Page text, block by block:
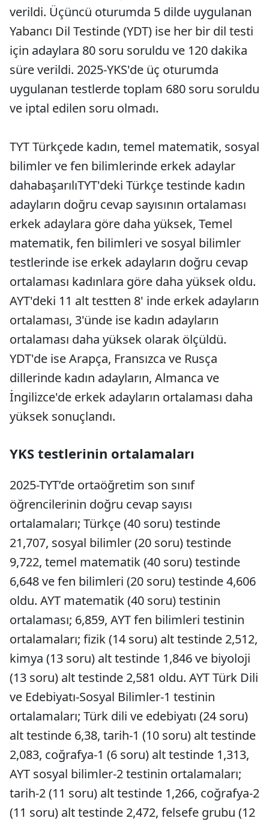
verildi. Üçüncü oturumda 5 dilde uygulanan
Yabancı Dil Testinde (YDT) ise her bir dil testi
için adaylara 80 soru soruldu ve 120 dakika
süre verildi. 2025-YKS'de üç oturumda
uygulanan testlerde toplam 680 soru soruldu
ve iptal edilen soru olmadı.
TYT Türkçede kadın, temel matematik, sosyal
bilimler ve fen bilimlerinde erkek adaylar
dahabaşarılıTYT'deki Türkçe testinde kadın
adayların doğru cevap sayısının ortalaması
erkek adaylara göre daha yüksek, Temel
matematik, fen bilimleri ve sosyal bilimler
testlerinde ise erkek adayların doğru cevap
ortalaması kadınlara göre daha yüksek oldu.
AYT'deki 11 alt testten 8' inde erkek adayların
ortalaması, 3'ünde ise kadın adayların
ortalaması daha yüksek olarak ölçüldü.
YDT'de ise Arapça, Fransızca ve Rusça
dillerinde kadın adayların, Almanca ve
İngilizce'de erkek adayların ortalaması daha
yüksek sonuçlandı.
YKS testlerinin ortalamaları
2025-TYT’de ortaöğretim son sınıf
öğrencilerinin doğru cevap sayısı
ortalamaları; Türkçe (40 soru) testinde
21,707, sosyal bilimler (20 soru) testinde
9,722, temel matematik (40 soru) testinde
6,648 ve fen bilimleri (20 soru) testinde 4,606
oldu. AYT matematik (40 soru) testinin
ortalaması; 6,859, AYT fen bilimleri testinin
ortalamaları; fizik (14 soru) alt testinde 2,512,
kimya (13 soru) alt testinde 1,846 ve biyoloji
(13 soru) alt testinde 2,581 oldu. AYT Türk Dili
ve Edebiyatı-Sosyal Bilimler-1 testinin
ortalamaları; Türk dili ve edebiyatı (24 soru)
alt testinde 6,38, tarih-1 (10 soru) alt testinde
2,083, coğrafya-1 (6 soru) alt testinde 1,313,
AYT sosyal bilimler-2 testinin ortalamaları;
tarih-2 (11 soru) alt testinde 1,266, coğrafya-2
(11 soru) alt testinde 2,472, felsefe grubu (12